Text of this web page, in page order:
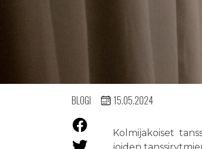
BLOGI 15.05.2024
Kolmijakoiset